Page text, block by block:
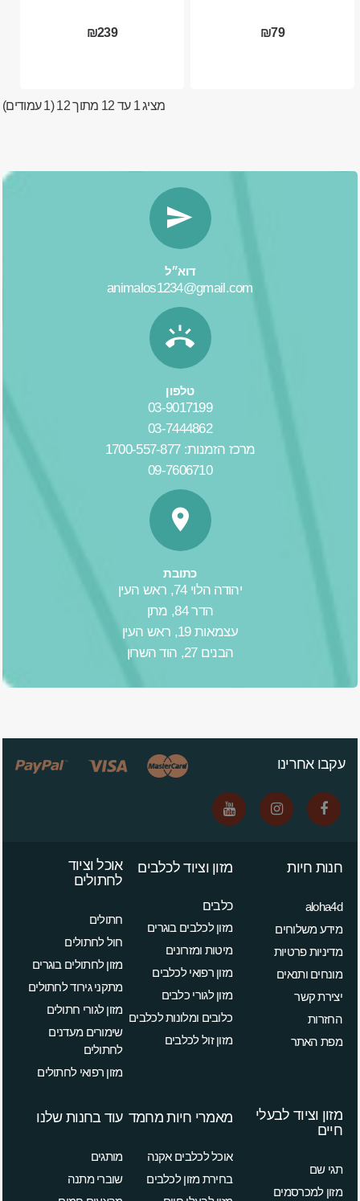
₪79
₪239
מציג 1 עד 12 מתוך 12 (1 עמודים)
דוא״ל
animalos1234@gmail.com
טלפון
03-9017199
03-7444862
מרכז הזמנות: 1700-557-877
09-7606710
כתובת
יהודה הלוי 74, ראש העין
הדר 84, מתן
עצמאות 19, ראש העין
הבנים 27, הוד השרון
עקבו אחרינו
חנות חיות
aloha4d
מידע משלוחים
מדיניות פרטיות
מונחים ותנאים
יצירת קשר
החזרות
מפת האתר
מזון וציוד לכלבים
כלבים
מזון לכלבים בוגרים
מיטות ומזרונים
מזון רפואי לכלבים
מזון לגורי כלבים
כלובים ומלונות לכלבים
מזון זול לכלבים
אוכל וציוד
לחתולים
חתולים
חול לחתולים
מזון לחתולים בוגרים
מתקני גירוד לחתולים
מזון לגורי חתולים
שימורים מעדנים
לחתולים
מזון רפואי לחתולים
מזון וציוד לבעלי
חיים
תגי שם
מזון למכרסמים
מאמרי חיות מחמד
אוכל לכלבים אקנה
בחירת מזון לכלבים
עוד בחנות שלנו
מותגים
שוברי מתנה